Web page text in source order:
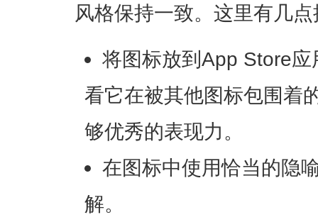
风格保持一致。这里有几
将图标放到App Store
看它在被其他图标包围着
够优秀的表现力。
在图标中使用恰当的隐
解。